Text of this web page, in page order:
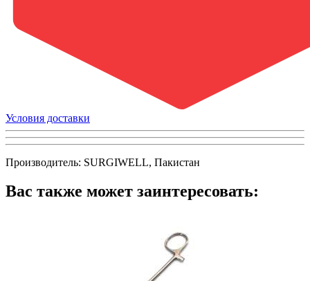
Условия доставки
Производитель: SURGIWELL, Пакистан
Вас также может заинтересовать: